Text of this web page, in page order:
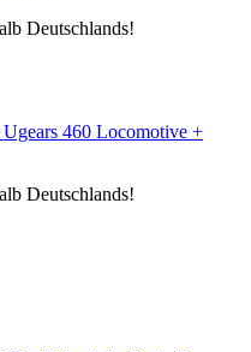
Deutschlands!
Ugears 460 Locomotive +
Deutschlands!